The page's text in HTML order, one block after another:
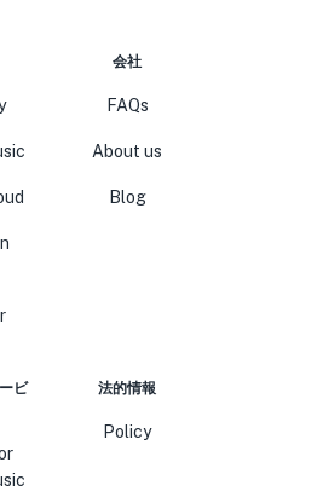
会社
FAQs
About us
Blog
ビ
法的情報
Policy